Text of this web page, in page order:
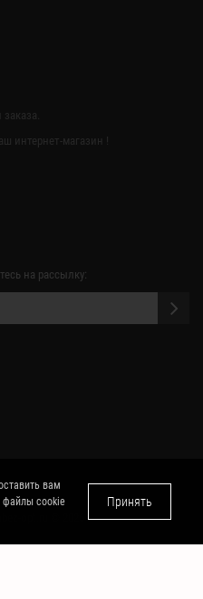
интернет-магазин !
на рассылку:
opt.ru © 2026
вам
файлы cookie
Принять